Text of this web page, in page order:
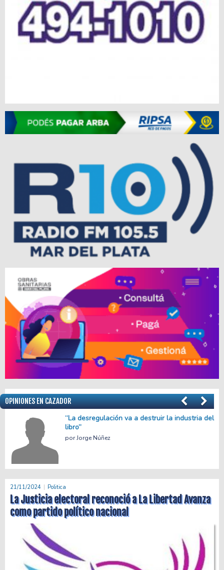
OPINIONES EN CAZADOR
Menos empleo, más precariedad
Facundo Apache Villalba
21/11/2024 Politica
La Justicia electoral reconoció a La Libertad Avanza
como partido político nacional